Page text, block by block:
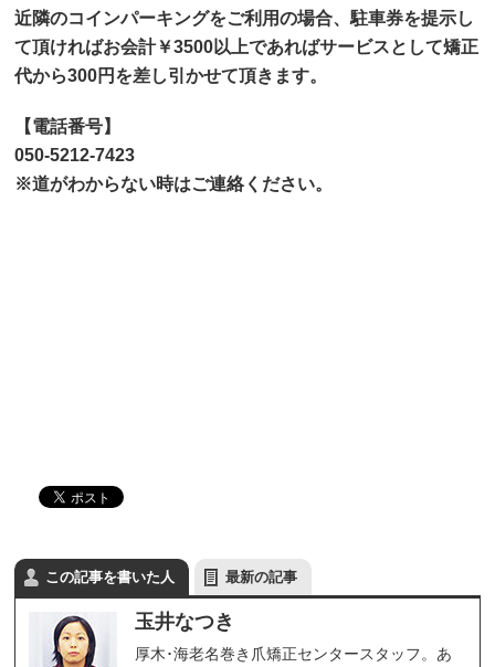
近隣のコインパーキングをご利用の場合、駐車券を提示し
て頂ければお会計￥3500以上であればサービスとして矯正
代から300円を差し引かせて頂きます。
【電話番号】
050-5212-7423
※道がわからない時はご連絡ください。
この記事を書いた人 最新の記事
玉井なつき
厚木･海老名巻き爪矯正センタースタッフ。あ